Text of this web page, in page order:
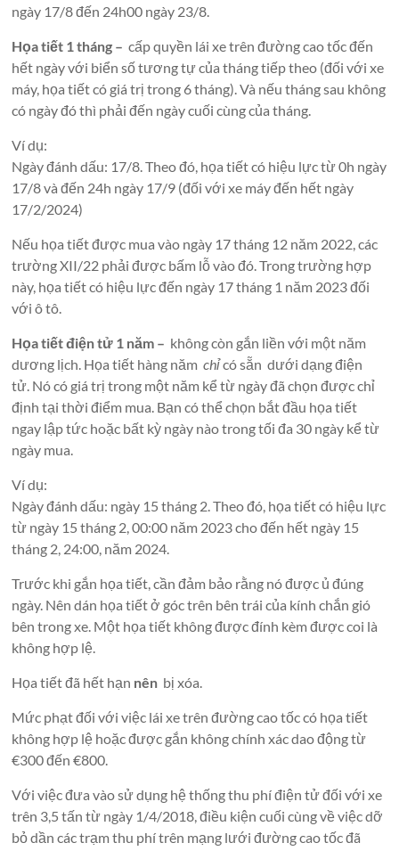
ngày 17/8 đến 24h00 ngày 23/8.
Họa tiết 1 tháng – cấp quyền lái xe trên đường cao tốc đến
hết ngày với biển số tương tự của tháng tiếp theo (đối với xe
máy, họa tiết có giá trị trong 6 tháng). Và nếu tháng sau không
có ngày đó thì phải đến ngày cuối cùng của tháng.
Ví dụ:
Ngày đánh dấu: 17/8. Theo đó, họa tiết có hiệu lực từ 0h ngày
17/8 và đến 24h ngày 17/9 (đối với xe máy đến hết ngày
17/2/2024)
Nếu họa tiết được mua vào ngày 17 tháng 12 năm 2022, các
trường XII/22 phải được bấm lỗ vào đó. Trong trường hợp
này, họa tiết có hiệu lực đến ngày 17 tháng 1 năm 2023 đối
với ô tô.
Họa tiết điện tử 1 năm – không còn gắn liền với một năm
dương lịch. Họa tiết hàng nămchỉcó sẵn dưới dạng điện
tử. Nó có giá trị trong một năm kể từ ngày đã chọn được chỉ
định tại thời điểm mua. Bạn có thể chọn bắt đầu họa tiết
ngay lập tức hoặc bất kỳ ngày nào trong tối đa 30 ngày kể từ
ngày mua.
Ví dụ:
Ngày đánh dấu: ngày 15 tháng 2. Theo đó, họa tiết có hiệu lực
từ ngày 15 tháng 2, 00:00 năm 2023 cho đến hết ngày 15
tháng 2, 24:00, năm 2024.
Trước khi gắn họa tiết, cần đảm bảo rằng nó được ủ đúng
ngày. Nên dán họa tiết ở góc trên bên trái của kính chắn gió
bên trong xe. Một họa tiết không được đính kèm được coi là
không hợp lệ.
Họa tiết đã hết hạn nên bị xóa.
Mức phạt đối với việc lái xe trên đường cao tốc có họa tiết
không hợp lệ hoặc được gắn không chính xác dao động từ
€300 đến €800.
Với việc đưa vào sử dụng hệ thống thu phí điện tử đối với xe
trên 3,5 tấn từ ngày 1/4/2018, điều kiện cuối cùng về việc dỡ
bỏ dần các trạm thu phí trên mạng lưới đường cao tốc đã